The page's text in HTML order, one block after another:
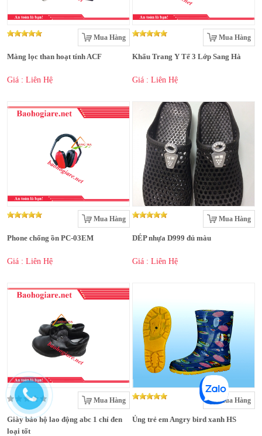
Mua Hàng
Màng lọc than hoạt tính ACF
Giá : Liên Hệ
Mua Hàng
Khẩu Trang Y Tế 3 Lớp Sang Hà
Giá : Liên Hệ
Mua Hàng
Phone chống ồn PC-03EM
Giá : Liên Hệ
Mua Hàng
DÉP nhựa D999 đủ màu
Giá : Liên Hệ
Mua Hàng
Giày bảo hộ lao động abc 1 chỉ đen
loại tốt
Mua Hàng
Ủng trẻ em Angry bird xanh HS